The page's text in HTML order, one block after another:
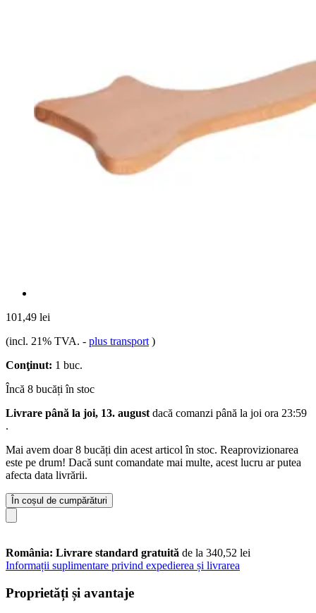
101,49 lei
(incl. 21% TVA. - plus transport )
Conţinut: 1 buc.
Încă 8 bucăți în stoc
Livrare până la joi, 13. august dacă comanzi până la joi ora 23:59
.
Mai avem doar 8 bucăți din acest articol în stoc. Reaprovizionarea
este pe drum! Dacă sunt comandate mai multe, acest lucru ar putea
afecta data livrării.
În coșul de cumpărături
România: Livrare standard gratuită de la 340,52 lei
Informații suplimentare privind expedierea și livrarea
Proprietăți și avantaje